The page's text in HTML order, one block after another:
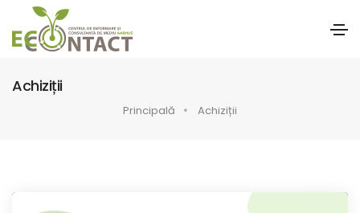
Achiziții
Principală Achiziții